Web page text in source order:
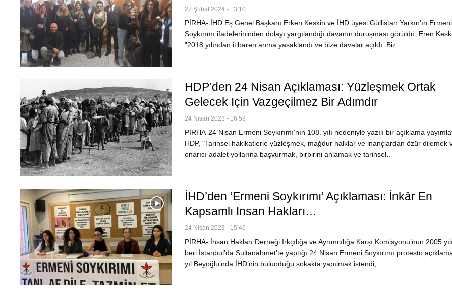
27 Şubat 2024 - 13:10
PİRHA- İHD Eş Genel Başkanı Erken Keskin ve İHD üyesi Güllistan Yarkın’ın Ermeni
Soykırımı ifadelerininden dolayı yargılandığı davanın duruşması görüldü. Eren
"2018 yılından itibaren anma yasaklandı ve bize davalar açıldı. Biz…
HDP’den 24 Nisan Açıklaması: Yüzleşmek Ortak
Gelecek Için Vazgeçilmez Bir Adımdır
24 Nisan 2023 - 16:59
PİRHA-24 Nisan Ermeni Soykırımı'nın 108. yılı nedeniyle yazılı bir açıklama
HDP, "Tarihsel hakikatlerle yüzleşmek, mağdur halklar ve inançlardan özür dilemek
onarıcı adalet yollarına başvurmak, birbirini anlamak ve tarihsel…
İHD’den ‘Ermeni Soykırımı’ Açıklaması: İnkâr En
Kapsamlı Insan Hakları…
24 Nisan 2023 - 15:46
PİRHA- İnsan Hakları Derneği Irkçılığa ve Ayrımcılığa Karşı Komisyonu’nun 2005
beri İstanbul’da Sultanahmet’te yaptığı 24 Nisan Ermeni Soykırımı protesto
yıl Beyoğlu’nda İHD’nin bulunduğu sokakta yapılmak istendi,…